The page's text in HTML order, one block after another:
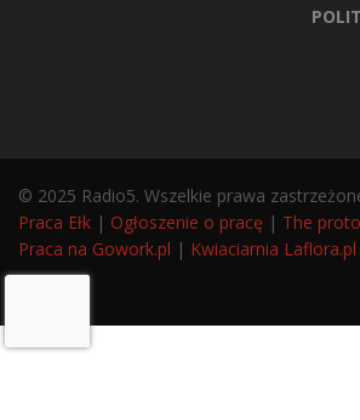
© 2025 Radio5. Wszelkie prawa
Praca Ełk | Ogłoszenie o pracę | The
Praca na Gowork.pl | Kwiaciarnia Laflora.pl